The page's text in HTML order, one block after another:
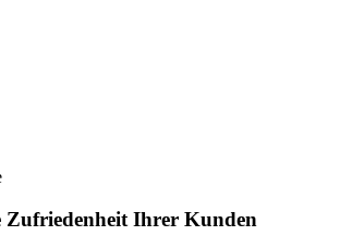
Zufriedenheit Ihrer Kunden